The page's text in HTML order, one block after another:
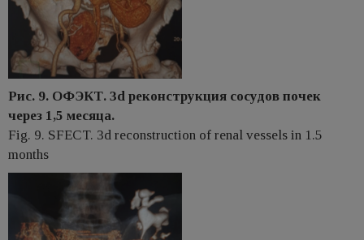
Рис. 9. ОФЭКТ. 3d реконструкция сосудов почек
через 1,5 месяца.
Fig. 9. SFECT. 3d reconstruction of renal vessels in 1.5
months